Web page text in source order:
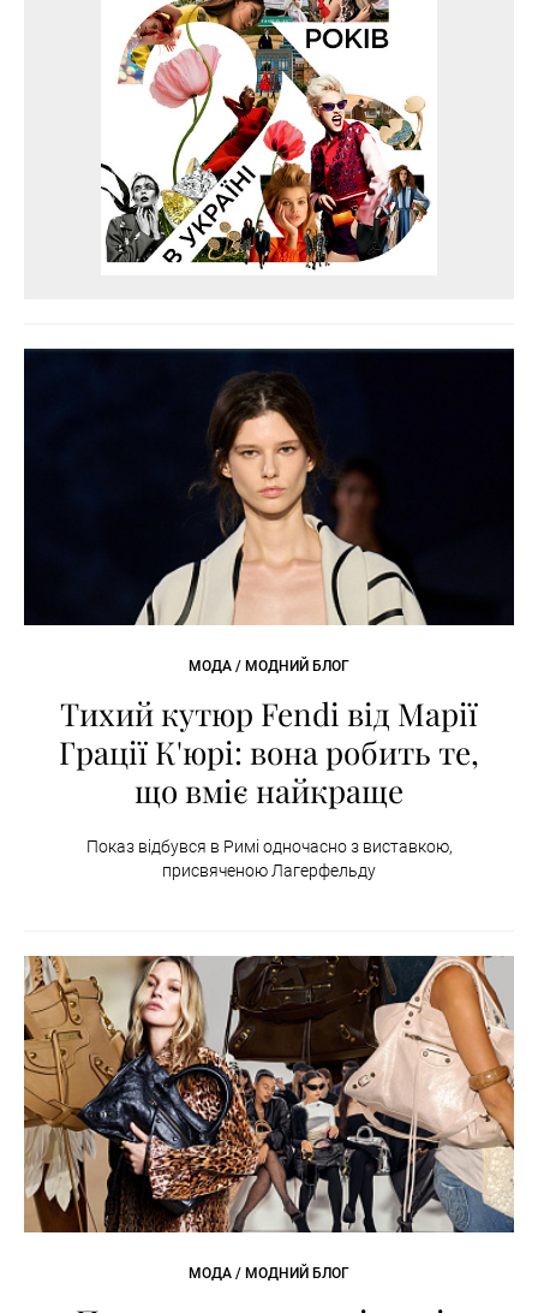
МОДА / МОДНИЙ БЛОГ
Тихий кутюр Fendi від Марії
Грації К'юрі: вона робить те,
що вміє найкраще
Показ відбувся в Римі одночасно з виставкою,
присвяченою Лагерфельду
МОДА / МОДНИЙ БЛОГ